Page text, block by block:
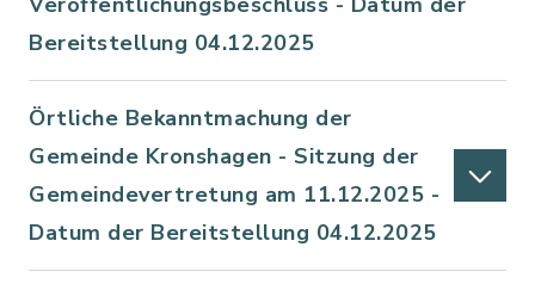
Bereitstellung 04.12.2025
Örtliche Bekanntmachung der
Gemeinde Kronshagen - Sitzung der
Gemeindevertretung am 11.12.2025 -
Datum der Bereitstellung 04.12.2025